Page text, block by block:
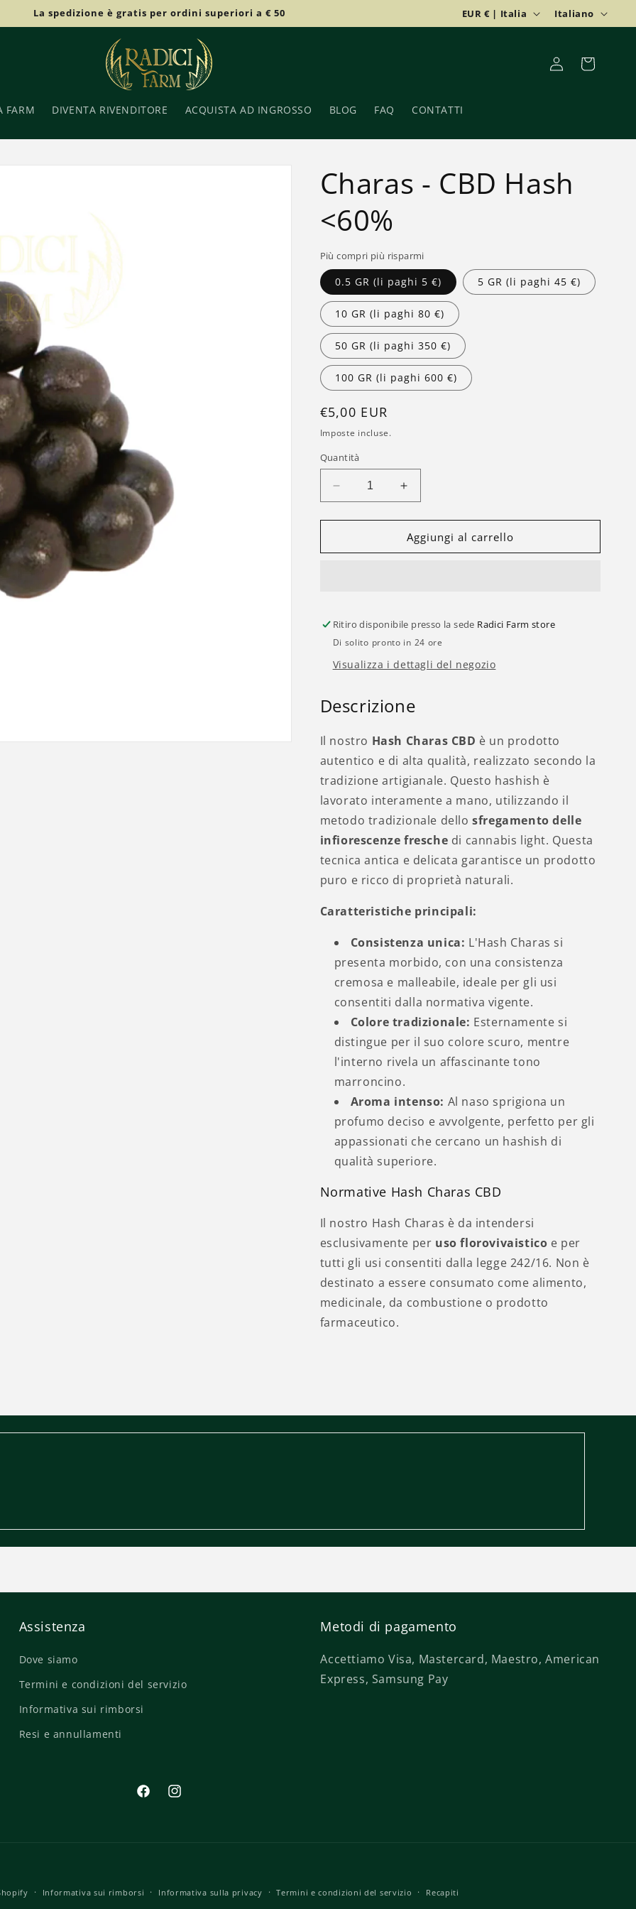
La spedizione è gratis per ordini superiori a € 50
P
a
/
A
e
o
g
r
a
f
i
EUR € | Italia
L
i
n
g
Italiano
FARM DIVENTA RIVENDITORE ACQUISTA AD INGROSSO BLOG FAQ CONTATTI
Accedi Carrello
Charas - CBD Hash
<60%
Più compri più risparmi
0.5 GR (li paghi 5 €) 5 GR (li paghi 45 €)
10 GR (li paghi 80 €)
50 GR (li paghi 350 €)
100 GR (li paghi 600 €)
Prezzo
di
listino
€5,00 EUR
Imposte incluse.
Quantità
Diminuisci
quantità
per
-
Aumenta
quantità
per
Charas
-
Aggiungi al carrello
Ritiro disponibile presso la sede Radici Farm store
Di solito pronto in 24 ore
Visualizza i dettagli del negozio
Descrizione
Il nostro Hash Charas CBD è un prodotto
autentico e di alta qualità, realizzato secondo la
tradizione artigianale. Questo hashish è
lavorato interamente a mano, utilizzando il
metodo tradizionale dellosfregamento delle
infiorescenze fresche di cannabis light. Questa
tecnica antica e delicata garantisce un prodotto
puro e ricco di proprietà naturali.
Caratteristiche principali:
Consistenza unica: L'Hash Charas si
presenta morbido, con una consistenza
cremosa e malleabile, ideale per gli usi
consentiti dalla normativa vigente.
Colore tradizionale: Esternamente si
distingue per il suo colore scuro, mentre
l'interno rivela un affascinante tono
marroncino.
Aroma intenso: Al naso sprigiona un
profumo deciso e avvolgente, perfetto per gli
appassionati che cercano un hashish di
qualità superiore.
Normative Hash Charas CBD
Il nostro Hash Charas è da intendersi
esclusivamente per uso florovivaistico e per
tutti gli usi consentiti dalla legge 242/16. Non è
destinato a essere consumato come alimento,
medicinale, da combustione o prodotto
farmaceutico.
Assistenza
Dove siamo
Termini e condizioni del servizio
Informativa sui rimborsi
Resi e annullamenti
Metodi di pagamento
Accettiamo Visa, Mastercard, Maestro, American
Express, Samsung Pay
FacebookInstagram
Informativa sui rimborsi Informativa sulla privacy Termini e condizioni del servizio Recapiti